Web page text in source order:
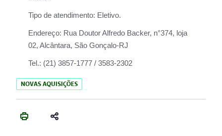
Tipo de atendimento: Eletivo.
Endereço: Rua Doutor Alfredo Backer, n°374, loja
02, Alcântara, São Gonçalo-RJ
Tel.: (21) 3857-1777 / 3583-2302
NOVAS AQUISIÇÕES